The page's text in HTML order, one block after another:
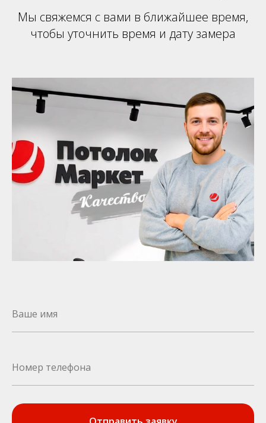
Мы свяжемся с вами в ближайшее время,
чтобы уточнить время и дату замера